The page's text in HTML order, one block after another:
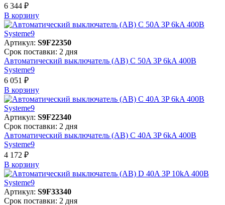
6 344 ₽
В корзинy
Артикул: S9F22350
Срок поставки: 2 дня
Автоматический выключатель (АВ) C 50A 3P 6kA 400В
Systeme9
6 051 ₽
В корзинy
Артикул: S9F22340
Срок поставки: 2 дня
Автоматический выключатель (АВ) C 40A 3P 6kA 400В
Systeme9
4 172 ₽
В корзинy
Артикул: S9F33340
Срок поставки: 2 дня